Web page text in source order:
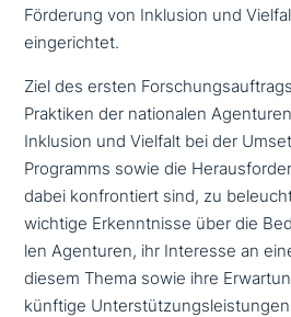
Förderung von Inklusion und
eingerichtet.
Ziel des ersten
Praktiken der natio­na­len
Inklusion und Vielfalt bei der
Programms sowie die
dabei kon­fron­tiert sind, zu
wichtige Erkenntnisse über die
len Agenturen, ihr Interesse an
diesem Thema sowie ihre
künftige Unterstützungsleistungen